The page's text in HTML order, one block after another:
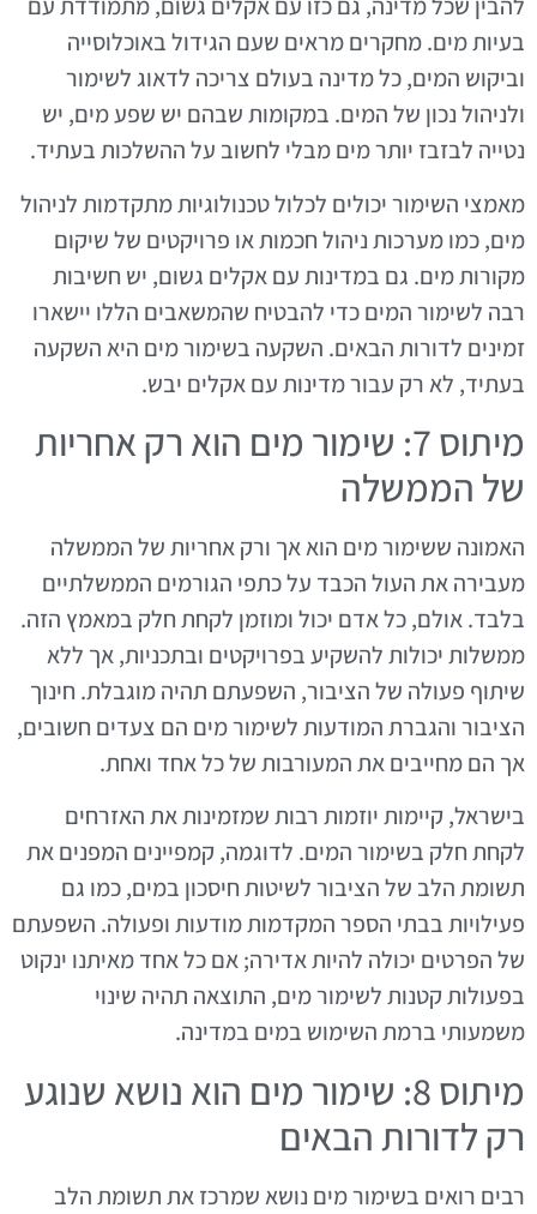
להבין שכל מדינה, גם כזו עם אקלים גשום, מתמודדת עם
בעיות מים. מחקרים מראים שעם הגידול באוכלוסייה
וביקוש המים, כל מדינה בעולם צריכה לדאוג לשימור
ולניהול נכון של המים. במקומות שבהם יש שפע מים, יש
נטייה לבזבז יותר מים מבלי לחשוב על ההשלכות בעתיד.
מאמצי השימור יכולים לכלול טכנולוגיות מתקדמות לניהול
מים, כמו מערכות ניהול חכמות או פרויקטים של שיקום
מקורות מים. גם במדינות עם אקלים גשום, יש חשיבות
רבה לשימור המים כדי להבטיח שהמשאבים הללו יישארו
זמינים לדורות הבאים. השקעה בשימור מים היא השקעה
בעתיד, לא רק עבור מדינות עם אקלים יבש.
מיתוס 7: שימור מים הוא רק אחריות
של הממשלה
האמונה ששימור מים הוא אך ורק אחריות של הממשלה
מעבירה את העול הכבד על כתפי הגורמים הממשלתיים
בלבד. אולם, כל אדם יכול ומוזמן לקחת חלק במאמץ הזה.
ממשלות יכולות להשקיע בפרויקטים ובתכניות, אך ללא
שיתוף פעולה של הציבור, השפעתם תהיה מוגבלת. חינוך
הציבור והגברת המודעות לשימור מים הם צעדים חשובים,
אך הם מחייבים את המעורבות של כל אחד ואחת.
בישראל, קיימות יוזמות רבות שמזמינות את האזרחים
לקחת חלק בשימור המים. לדוגמה, קמפיינים המפנים את
תשומת הלב של הציבור לשיטות חיסכון במים, כמו גם
פעילויות בבתי הספר המקדמות מודעות ופעולה. השפעתם
של הפרטים יכולה להיות אדירה; אם כל אחד מאיתנו ינקוט
בפעולות קטנות לשימור מים, התוצאה תהיה שינוי
משמעותי ברמת השימוש במים במדינה.
מיתוס 8: שימור מים הוא נושא שנוגע
רק לדורות הבאים
רבים רואים בשימור מים נושא שמרכז את תשומת הלב